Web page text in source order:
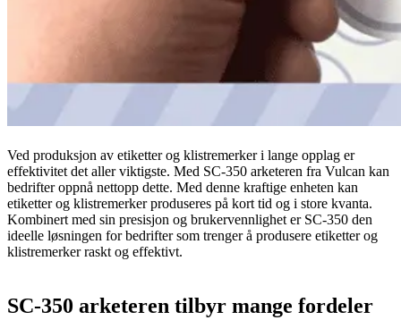
Ved produksjon av etiketter og klistremerker i lange opplag er
effektivitet det aller viktigste. Med SC-350 arketeren fra Vulcan kan
bedrifter oppnå nettopp dette. Med denne kraftige enheten kan
etiketter og klistremerker produseres på kort tid og i store kvanta.
Kombinert med sin presisjon og brukervennlighet er SC-350 den
ideelle løsningen for bedrifter som trenger å produsere etiketter og
klistremerker raskt og effektivt.
SC-350 arketeren tilbyr mange fordeler